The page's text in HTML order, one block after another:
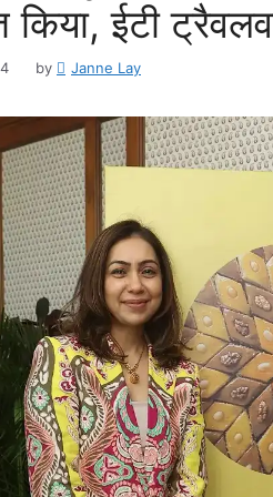
किया, ईटी
by Janne Lay